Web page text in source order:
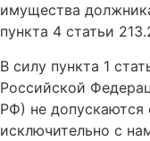
имущества
пункта 4 статьи
В силу пункта 1
Российской
РФ) не допускаются
исключительно с